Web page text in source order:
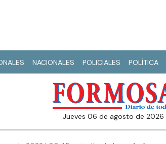
NACIONALES POLICIALES POLÍTICA
jueves 06 de agosto de 2026